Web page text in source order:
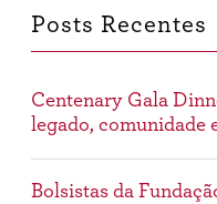
Posts Recentes
Centenary Gala
legado, comunidade
Bolsistas da